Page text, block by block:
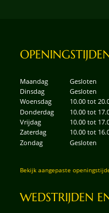
Maandag
Gesloten
Dinsdag
Gesloten
Woensdag
10.00 tot
Donderdag
10.00 tot
Vrijdag
10.00 tot
Zaterdag
10.00 tot
Zondag
Gesloten
Bekijk aangepaste
WEDSTRIJDEN